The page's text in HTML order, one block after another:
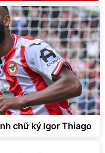
chữ ký Igor Thiago